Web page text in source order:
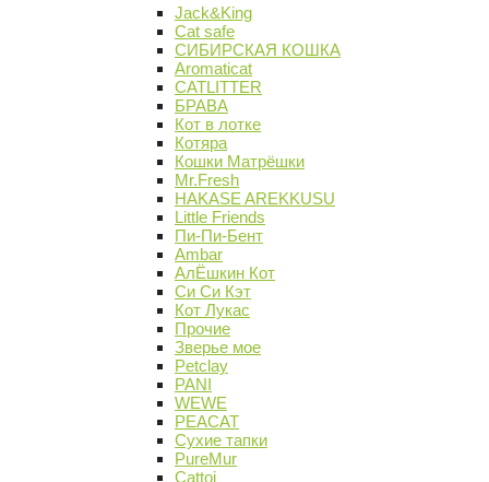
Jack&King
Cat safe
СИБИРСКАЯ КОШКА
Aromaticat
CATLITTER
БРАВА
Кот в лотке
Котяра
Кошки Матрёшки
Mr.Fresh
HAKASE AREKKUSU
Little Friends
Пи-Пи-Бент
Ambar
АлЁшкин Кот
Си Си Кэт
Кот Лукас
Прочие
Зверье мое
Petclay
PANI
WEWE
PEACAT
Сухие тапки
PureMur
Cattoi